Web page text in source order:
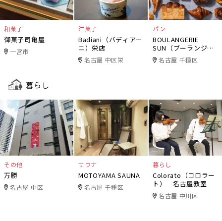
和菓子
御菓子司亀屋
一宮市
洋菓子
Badiani（バディアー
ニ）栄店
名古屋 中区栄
パン
BOULANGERIE
SUN（ブーランジェ
リー・サン）
名古屋 千種区
暮らし
その他
万勝
名古屋 中区
サウナ
MOTOYAMA SAUNA
名古屋 千種区
暮らし
Colorato（コロラー
ト） 名古屋教室
名古屋 中川区